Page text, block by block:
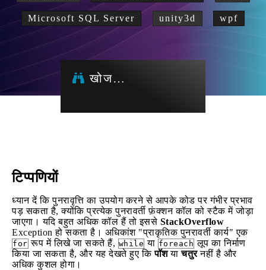
Microsoft SQL Server unity3d wpf
खोज…
टिप्पणियों
ध्यान दें कि पुनरावृत्ति का उपयोग करने से आपके कोड पर गंभीर प्रभाव
पड़ सकता है, क्योंकि प्रत्येक पुनरावर्ती फ़ंक्शन कॉल को स्टैक में जोड़ा
जाएगा। यदि बहुत अधिक कॉल हैं तो इससे StackOverflow
Exception हो सकता है। अधिकांश "प्राकृतिक पुनरावर्ती कार्य" एक
for रूप में लिखे जा सकते हैं, while या foreach लूप का निर्माण
किया जा सकता है, और यह देखते हुए किपॉशयाचतुरनहीं है और
अधिक कुशल होगा।